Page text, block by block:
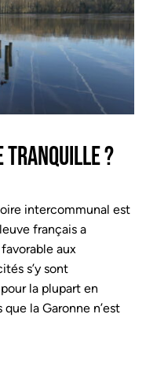
TRANQUILLE ?
intercommunal est
français a
aux
s’y sont
la plupart en
la Garonne n’est